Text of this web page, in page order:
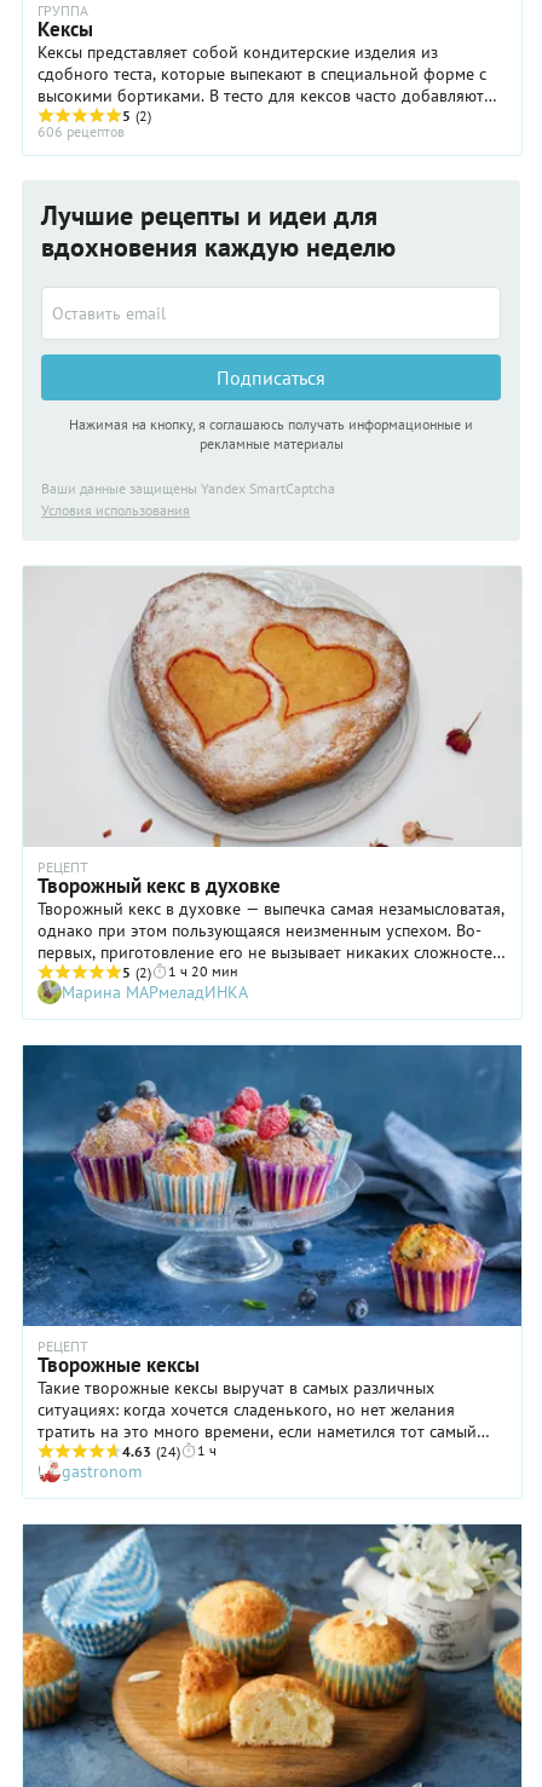
ГРУППА
Кексы
Кексы представляет собой кондитерские изделия из
сдобного теста, которые выпекают в специальной форме с
высокими бортиками. В тесто для кексов часто добавляют
5 (2)
606 рецептов
Лучшие рецепты и идеи для
вдохновения каждую неделю
Подписаться
Нажимая на кнопку, я соглашаюсь получать информационные и
рекламные материалы
Ваши данные защищены Yandex SmartCaptcha
Условия использования
РЕЦЕПТ
Творожный кекс в духовке
Творожный кекс в духовке — выпечка самая незамысловатая,
однако при этом пользующаяся неизменным успехом. Во-
первых, приготовление его не вызывает никаких сложностей:
просто возьмите нужные ингредиенты и следуйте указаниям
рецепта. Никаких подводных камней и невероятных
технологий. Во-вторых, творожный кекс состоит из самых
обычных продуктов, которые, чаще всего, есть в
холодильнике у каждого из нас. А в-третьих, это лакомство
очень вкусное и отлично подходит на тот случай, если вам
вдруг захотелось устроить для близких семейное чаепитие,
которое немыслимо без уютной домашней выпечки.
5 (2) 1 ч 20 мин
Марина МАРмеладИНКА
РЕЦЕПТ
Творожные кексы
Такие творожные кексы выручат в самых различных
ситуациях: когда хочется сладенького, но нет желания
тратить на это много времени, если наметился тот самый
нежданный гость или когда вдруг в 9 вечера ваше чадо
сообщает, что завтра утром необходимо принести в школу
что-нибудь к чайному столу в честь Дня защиты синиц.
Готовится эта выпечка очень просто и быстро, а результат
превосходит ожидания. Кексы получаются нежными,
ароматными и вкусными. Хотите сделать их более
оригинальными? Покройте творожные кексы растопленным
шоколадом или любой другой глазурью по вкусу.
4.63 (24) 1 ч
gastronom